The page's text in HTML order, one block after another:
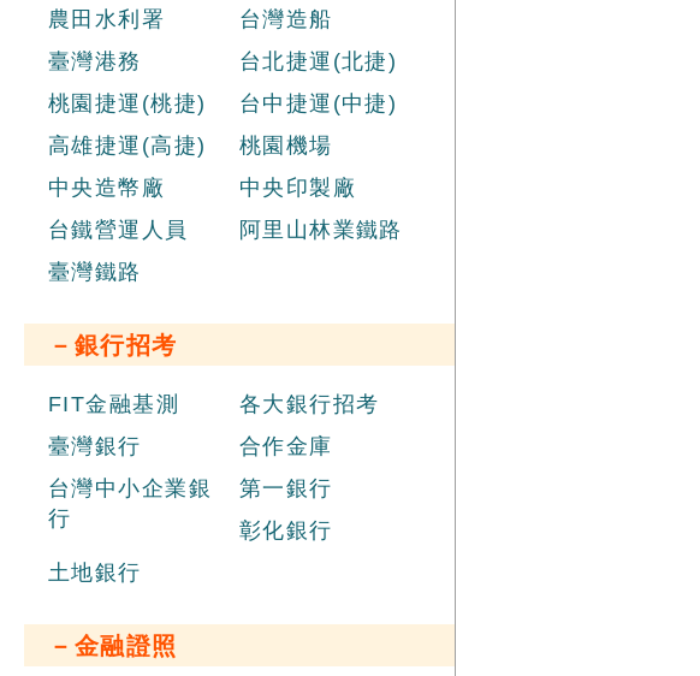
農田水利署
台灣造船
臺灣港務
台北捷運(北捷)
桃園捷運(桃捷)
台中捷運(中捷)
高雄捷運(高捷)
桃園機場
中央造幣廠
中央印製廠
台鐵營運人員
阿里山林業鐵路
臺灣鐵路
－銀行招考
FIT金融基測
各大銀行招考
臺灣銀行
合作金庫
台灣中小企業銀
行
第一銀行
彰化銀行
土地銀行
－金融證照